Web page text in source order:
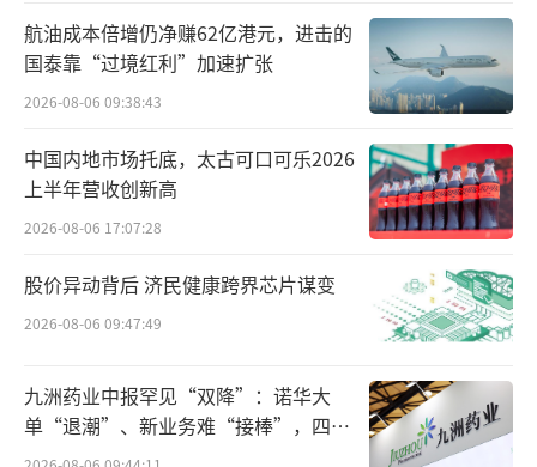
前，常规CT生成的6mm以下的结节影像通常精
度不够、边缘模糊，因此国际指南均以6mm为
分界线，建议对于直径大于6毫米的肺结节进行
临床评估，等到结节生长至满足影像设备能力
的大小才能进一步诊断。
相较之下，静态CT的成像几乎看不到伪
影，能够完整展示4mm结节的细节，甚至能够
清晰显示结节周围的血管情况。这意味着医生
能够更早判断结节的良恶性，进一步降低恶性
结节切除手术的难度与风险。如果这项技术能
够规模应用，或将重构肺癌诊断的临床指南。
航油成本倍增仍净赚62亿港元，进击的
国泰靠“过境红利”加速扩张
2026-08-06 09:38:43
中国内地市场托底，太古可口可乐2026
上半年营收创新高
2026-08-06 17:07:28
股价异动背后 济民健康跨界芯片谋变
2026-08-06 09:47:49
九洲药业中报罕见“双降”：诺华大
单“退潮”、新业务难“接棒”，四大
难关待闯